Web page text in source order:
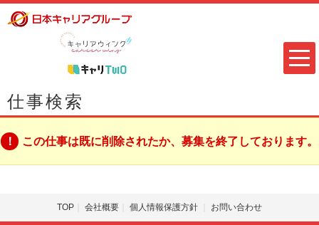
仕事検索
この仕事は既に削除されたか、募集を終了しております。
TOP 会社概要 個人情報保護方針 お問い合わせ